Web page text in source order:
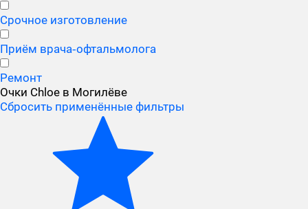
Срочное изготовление
Приём врача‑офтальмолога
Ремонт
Очки Chloe в Могилёве
Сбросить применённые фильтры